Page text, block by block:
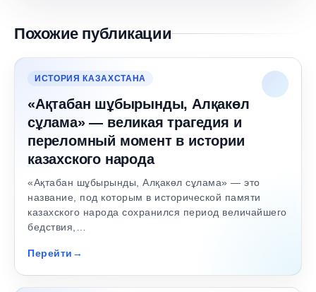
Похожие публикации
ИСТОРИЯ КАЗАХСТАНА
«Ақтабан шұбырынды, Алқакөл
сұлама» — великая трагедия и
переломный момент в истории
казахского народа
«Ақтабан шұбырынды, Алқакөл сұлама» — это
название, под которым в исторической памяти
казахского народа сохранился период величайшего
бедствия,…
Перейти